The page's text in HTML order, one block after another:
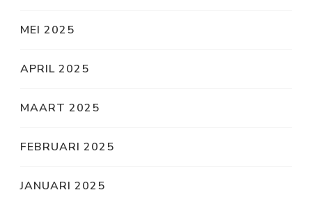
MEI 2025
APRIL 2025
MAART 2025
FEBRUARI 2025
JANUARI 2025